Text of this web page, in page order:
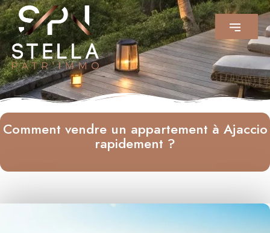
Comment vendre un appartement à Ajaccio
rapidement ?